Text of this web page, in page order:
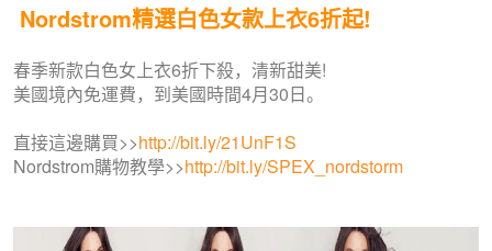
Nordstrom精選白色女款上衣6折起!
春季新款白色女上衣6折下殺，清新甜美!
美國境內免運費，到美國時間4月30日。
直接這邊購買>>http://bit.ly/21UnF1S
Nordstrom購物教學>>http://bit.ly/SPEX_nordstorm